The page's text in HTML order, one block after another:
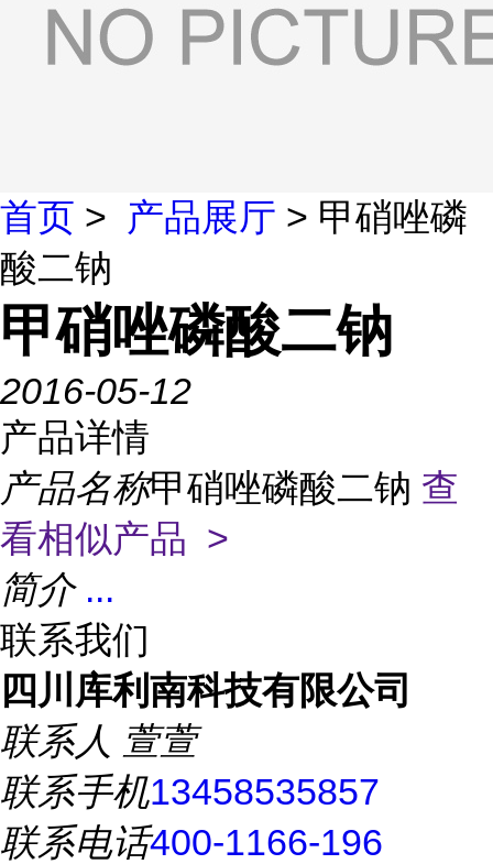
首页 > 产品展厅 > 甲硝唑磷
酸二钠
甲硝唑磷酸二钠
2016-05-12
产品详情
产品名称甲硝唑磷酸二钠 查
看相似产品 >
简介 ...
联系我们
四川库利南科技有限公司
联系人 萱萱
联系手机13458535857
联系电话400-1166-196